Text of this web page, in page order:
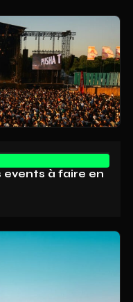
events à faire en